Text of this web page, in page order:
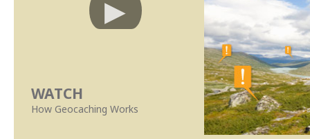
WATCH
How Geocaching Works